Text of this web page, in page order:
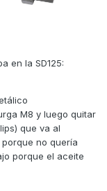
en la SD125:
M8 y luego quitar
que va al
no quería
porque el aceite